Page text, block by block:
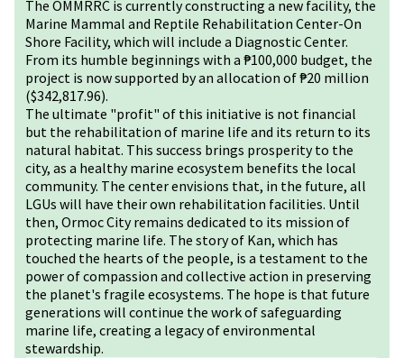
The OMMRRC is currently constructing a new facility, the
Marine Mammal and Reptile Rehabilitation Center-On
Shore Facility, which will include a Diagnostic Center.
From its humble beginnings with a ₱100,000 budget, the
project is now supported by an allocation of ₱20 million
($342,817.96).
The ultimate "profit" of this initiative is not financial
but the rehabilitation of marine life and its return to its
natural habitat. This success brings prosperity to the
city, as a healthy marine ecosystem benefits the local
community. The center envisions that, in the future, all
LGUs will have their own rehabilitation facilities. Until
then, Ormoc City remains dedicated to its mission of
protecting marine life. The story of Kan, which has
touched the hearts of the people, is a testament to the
power of compassion and collective action in preserving
the planet's fragile ecosystems. The hope is that future
generations will continue the work of safeguarding
marine life, creating a legacy of environmental
stewardship.